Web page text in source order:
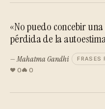
«No puedo concebir
pérdida de la
— Mahatma Gandhi FRASES
0 0